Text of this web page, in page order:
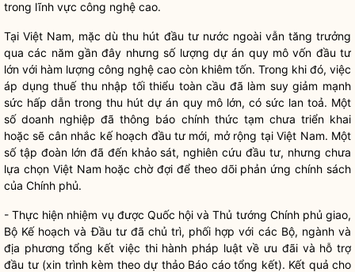
trong lĩnh vực công nghệ cao.
Tại Việt Nam, mặc dù thu hút đầu tư nước ngoài vẫn tăng trưởng
qua các năm gần đây nhưng số lượng dự án quy mô vốn đầu tư
lớn với hàm lượng công nghệ cao còn khiêm tốn. Trong khi đó, việc
áp dụng thuế thu nhập tối thiểu toàn cầu đã làm suy giảm mạnh
sức hấp dẫn trong thu hút dự án quy mô lớn, có sức lan toả. Một
số doanh nghiệp đã thông báo chính thức tạm chưa triển khai
hoặc sẽ cân nhắc kế hoạch đầu tư mới, mở rộng tại Việt Nam. Một
số tập đoàn lớn đã đến khảo sát, nghiên cứu đầu tư, nhưng chưa
lựa chọn Việt Nam hoặc chờ đợi để theo dõi phản ứng chính sách
của Chính phủ.
- Thực hiện nhiệm vụ được Quốc hội và Thủ tướng Chính phủ giao,
Bộ Kế hoạch và Đầu tư đã chủ trì, phối hợp với các Bộ, ngành và
địa phương tổng kết việc thi hành pháp luậtvề ưu đãi và hỗ trợ
đầu tư (xin trình kèm theo dự thảo Báo cáo tổng kết). Kết quả cho